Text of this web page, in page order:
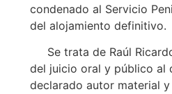
condenado al Servicio
del alojamiento definitivo.
Se trata de Raúl
del juicio oral y público al
declarado autor material